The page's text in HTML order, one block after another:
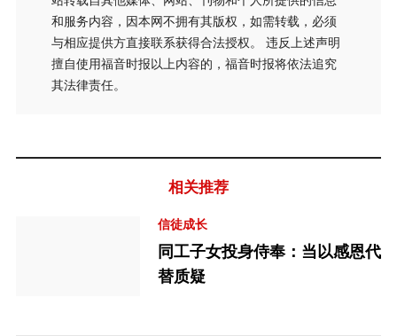
和服务内容，因本网不拥有其版权，如需转载，必须
与相应提供方直接联系获得合法授权。 违反上述声明
擅自使用福音时报以上内容的，福音时报将依法追究
其法律责任。
相关推荐
信徒成长
同工子女投身侍奉：当以感恩代
替质疑